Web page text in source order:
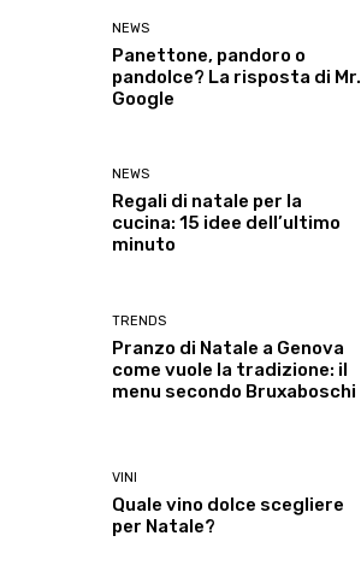
NEWS
Panettone, pandoro o
pandolce? La risposta di Mr.
Google
NEWS
Regali di natale per la
cucina: 15 idee dell’ultimo
minuto
TRENDS
Pranzo di Natale a Genova
come vuole la tradizione: il
menu secondo Bruxaboschi
VINI
Quale vino dolce scegliere
per Natale?